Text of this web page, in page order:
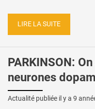
LIRE LA SUITE
PARKINSON:
neurones
Actualité publiée il y a 9